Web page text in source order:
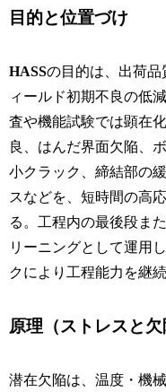
目的と位置づけ
HASSの目的は、出荷品
ィールド初期不良の低
査や機能試験では顕在
良、はんだ界面欠陥、
小クラック、締結部の
スなどを、短時間の高
る。工程内の最後段ま
リーニングとして運用
クにより工程能力を継
原理（ストレスと欠
潜在欠陥は、温度・機